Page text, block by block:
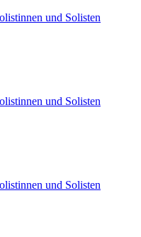
und Solisten
und Solisten
und Solisten